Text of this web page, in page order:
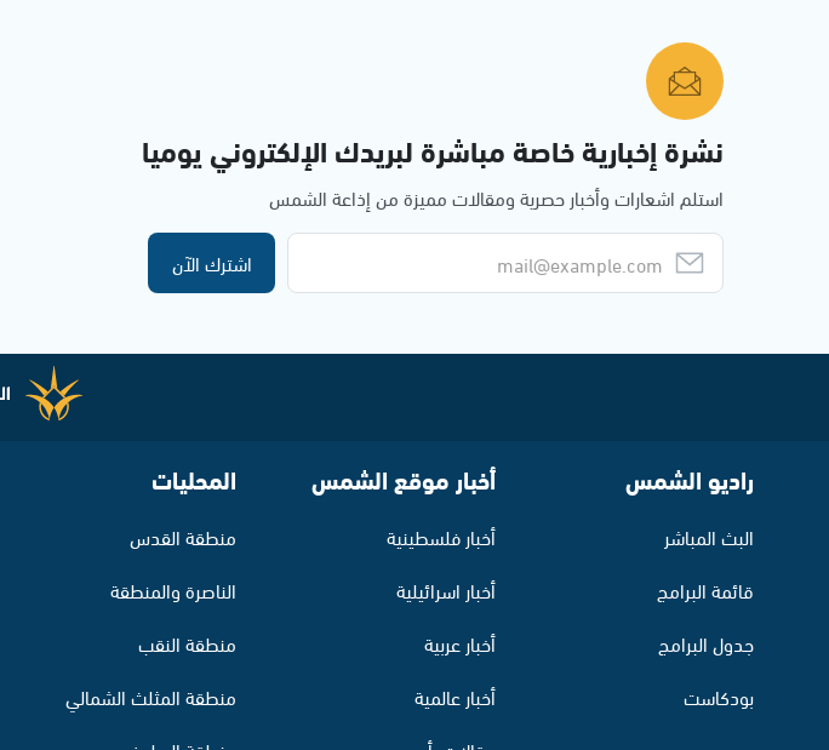
نشرة إخبارية خاصة مباشرة لبريدك الإلكتروني يوميا
استلم اشعارات وأخبار حصرية ومقالات مميزة من إذاعة الشمس
اشترك الآن
راديو الشمس
البث المباشر
قائمة البرامج
جدول البرامج
بودكاست
أخبار موقع الشمس
أخبار فلسطينية
أخبار اسرائيلية
أخبار عربية
أخبار عالمية
المحليات
منطقة القدس
الناصرة والمنطقة
منطقة النقب
منطقة المثلث الشمالي